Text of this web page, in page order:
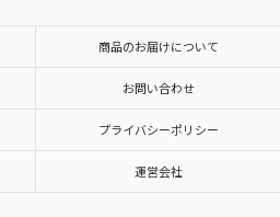
商品のお届けについて
お問い合わせ
プライバシーポリシー
運営会社